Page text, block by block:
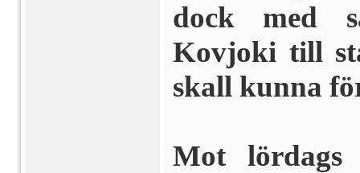
dock med
Kovjoki till
skall kunna
Mot lördags